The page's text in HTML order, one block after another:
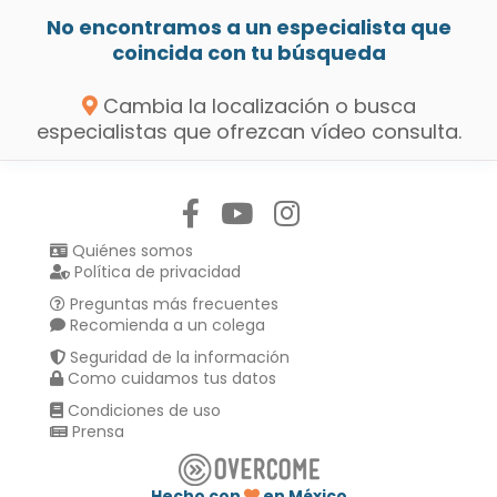
No encontramos a un especialista que
coincida con tu búsqueda
Cambia la localización o busca
especialistas que ofrezcan vídeo consulta.
Quiénes somos
Política de privacidad
Preguntas más frecuentes
Recomienda a un colega
Seguridad de la información
Como cuidamos tus datos
Condiciones de uso
Prensa